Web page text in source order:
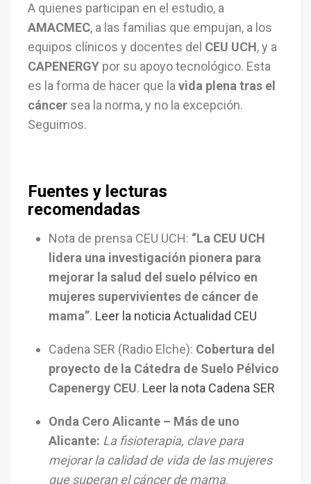
A quienes participan en el estudio, a
AMACMEC, a las familias que empujan, a los
equipos clínicos y docentes del CEU UCH, y a
CAPENERGY por su apoyo tecnológico. Esta
es la forma de hacer que lavida plena tras el
cáncer sea la norma, y no la excepción.
Seguimos.
Fuentes y lecturas
recomendadas
Nota de prensa CEU UCH: “La CEU UCH
lidera una investigación pionera para
mejorar la salud del suelo pélvico en
mujeres supervivientes de cáncer de
mama”. Leer la noticiaActualidad CEU
Cadena SER (Radio Elche): Cobertura del
proyecto de la Cátedra de Suelo Pélvico
Capenergy CEU. Leer la nota Cadena SER
Onda Cero Alicante – Más de uno
Alicante: La fisioterapia, clave para
mejorar la calidad de vida de las mujeres
que superan el cáncer de mama.